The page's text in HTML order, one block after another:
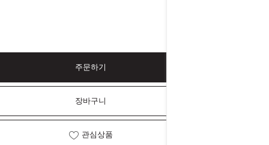
주문하기
장바구니
관심상품